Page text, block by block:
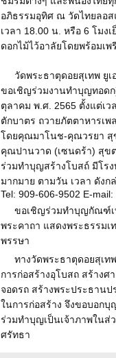
อภิธรรมอุทิศ ณ วัดไทยลอส
เวลา 18.00 น. หรือ 6 โมง
ดอกไม้ไว้อาลัยโดยพร้อมเพ
วัดพระธาตุดอยสุเทพ ยู
ขอเชิญร่วมงานทำบุญทอด
ตุลาคม พ.ศ. 2565 ตั้งแต่เ
ตักบาตร ถวายภัตตาหารเ
โดยคุณมาโนช-คุณวรยา สุ
คุณปานวาด (เซนดร้า) สุข
ร่วมทำบุญสร้างโบสถ์ มีโร
มากมาย ตามวัน เวลา ดังก
Tel: 909-606-9502 E-
ขอเชิญร่วมทำบุญกัณฑ์
พระคาถา แสดงพระธรรม
พรรษา
ทางวัดพระธาตุดอยสุเท
การก่อสร้างอุโบสถ สร้างศ
จอดรถ สร้างพระประธาน
ในการก่อสร้าง จึงขอบอก
ร่วมทำบุญเป็นเจ้าภาพในส่
ศรัทธา